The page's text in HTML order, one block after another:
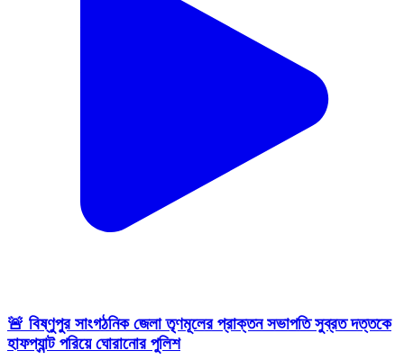
🚨 বিষ্ণুপুর সাংগঠনিক জেলা তৃণমূলের প্রাক্তন সভাপতি সুব্রত দত্তকে
হাফপ্যান্ট পরিয়ে ঘোরানোর পুলিশ